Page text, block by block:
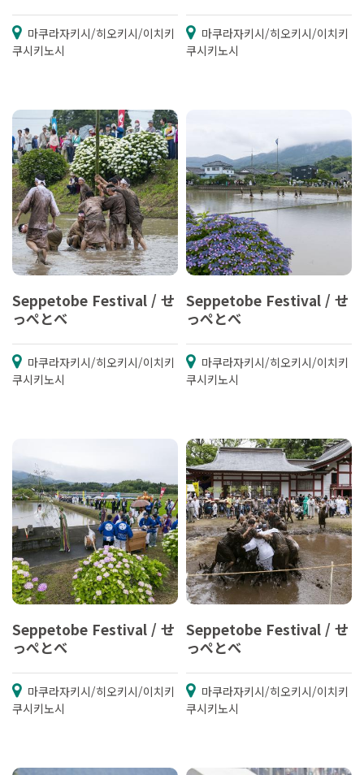
마쿠라자키시/히오키시/이치키
쿠시키노시
마쿠라자키시/히오키시/이치키
쿠시키노시
Seppetobe Festival / せ
っぺとべ
마쿠라자키시/히오키시/이치키
쿠시키노시
Seppetobe Festival / せ
っぺとべ
마쿠라자키시/히오키시/이치키
쿠시키노시
Seppetobe Festival / せ
っぺとべ
마쿠라자키시/히오키시/이치키
쿠시키노시
Seppetobe Festival / せ
っぺとべ
마쿠라자키시/히오키시/이치키
쿠시키노시